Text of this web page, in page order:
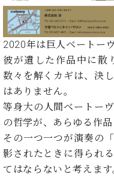
ジ
デ
ン
ス
C.
ベ
ヒ
シ
ュ
タ
色
と
タ
ッ
チ
ベ
ヒ
シ
ュ
イ
ン・
秘
密
ー
音
家
達
の
声
ベ
ヒ
シ
ニ
ュ
ー
ス・
イ
ベ
ン
ト
(入
荷
情
報
等)
プ
レ
ス
リ
ー
ス
い
う
方
は、
お
近
く
の
直
営
舗
ま
ベ
ヒ
シ
ュ
タ
イ
ン・
ジ
ャ
パ
ン
2020年は巨人ベートー
彼が遺した作品中に散
数々を解くカギは、決
はありません。
等身大の人間ベートー
の哲学が、あらゆる作
その一つ一つが演奏の
影されたときに得られ
てはならないと考えます